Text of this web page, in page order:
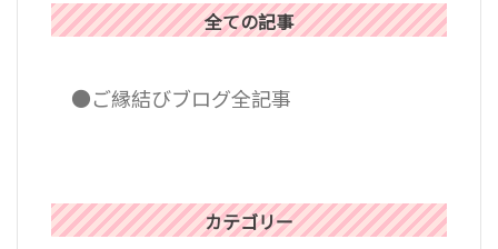
ョ 全ての記事
●ご縁結びブログ全記事
カテゴリー